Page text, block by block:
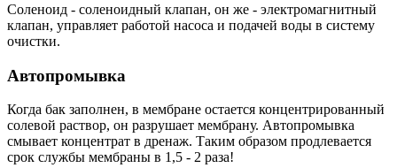
Соленоид - соленоидный клапан, он же - электромагнитный
клапан, управляет работой насоса и подачей воды в систему
очистки.
Автопромывка
Когда бак заполнен, в мембране остается концентрированный
солевой раствор, он разрушает мембрану. Автопромывка
смывает концентрат в дренаж. Таким образом продлевается
срок службы мембраны в 1,5 - 2 раза!